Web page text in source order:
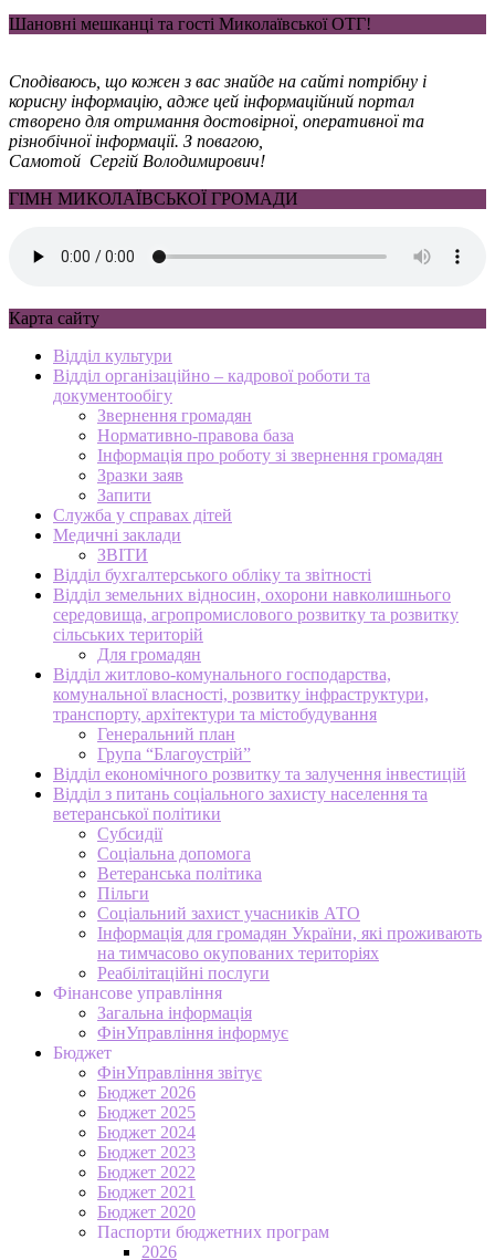
Шановні мешканці та гості Миколаївської ОТГ!
Сподіваюсь, що кожен з вас знайде на сайті потрібну і
корисну інформацію, адже цей інформаційний портал
створено для отримання достовірної, оперативної та
різнобічної інформації. З повагою,
Самотой Сергій Володимирович!
ГІМН МИКОЛАЇВСЬКОЇ ГРОМАДИ
Карта сайту
Відділ культури
Відділ організаційно – кадрової роботи та
документообігу
Звернення громадян
Нормативно-правова база
Інформація про роботу зі звернення громадян
Зразки заяв
Запити
Служба у справах дітей
Медичні заклади
ЗВІТИ
Відділ бухгалтерського обліку та звітності
Відділ земельних відносин, охорони навколишнього
середовища, агропромислового розвитку та розвитку
сільських територій
Для громадян
Відділ житлово-комунального господарства,
комунальної власності, розвитку інфраструктури,
транспорту, архітектури та містобудування
Генеральний план
Група “Благоустрій”
Відділ економічного розвитку та залучення інвестицій
Відділ з питань соціального захисту населення та
ветеранської політики
Субсидії
Соціальна допомога
Ветеранська політика
Пільги
Соціальний захист учасників АТО
Інформація для громадян України, які проживають
на тимчасово окупованих територіях
Реабілітаційні послуги
Фінансове управління
Загальна інформація
ФінУправління інформує
Бюджет
ФінУправління звітує
Бюджет 2026
Бюджет 2025
Бюджет 2024
Бюджет 2023
Бюджет 2022
Бюджет 2021
Бюджет 2020
Паспорти бюджетних програм
2026